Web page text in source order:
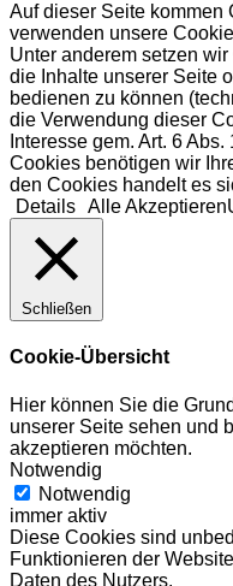
Auf dieser Seite kommen
verwenden unsere
Unter anderem setzen
die Inhalte unserer Seite
bedienen zu können
die Verwendung dieser
Interesse gem. Art. 6
Cookies benötigen wir
den Cookies handelt es
Details Alle Akzeptieren
Schließen
Cookie-Übersicht
Hier können Sie die
unserer Seite sehen und
akzeptieren möchten.
Notwendig
Notwendig
immer aktiv
Diese Cookies sind
Funktionieren der
Daten des Nutzers.